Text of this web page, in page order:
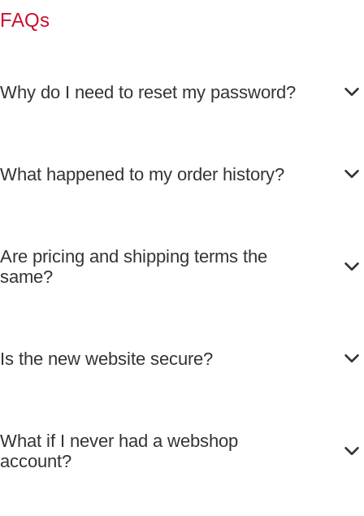
FAQs
Why do I need to reset my password?
What happened to my order history?
Are pricing and shipping terms the
same?
Is the new website secure?
What if I never had a webshop
account?